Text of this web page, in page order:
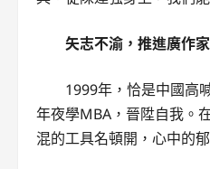
矢志不渝，推進廣作
1999年，恰是中國高
年夜學MBA，晉陞自我。
混的工具名頓開，心中的